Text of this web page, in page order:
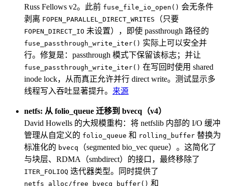
Russ Fellows v2。此前 fuse_file_io_open() 会无条件
剥离 FOPEN_PARALLEL_DIRECT_WRITES （只要
FOPEN_DIRECT_IO 未设置），即使 passthrough 路径的
fuse_passthrough_write_iter() 实际上可以安全并
行。修复是：passthrough 模式下保留该标志；并让
fuse_passthrough_write_iter() 在写回时使用 shared
inode lock，从而真正允许并行 direct write。测试显示多
线程写入吞吐显著提升。 来源
netfs: 从 folio_queue 迁移到 bvecq（v4）
David Howells 的大规模重构：将 netfslib 内部的 I/O 缓冲
管理从自定义的 folio_queue 和 rolling_buffer 替换为
标准化的 bvecq
（segmented bio_vec queue）。这简化了
与块层、RDMA（smbdirect）的接口，最终移除了
ITER_FOLIOQ 迭代器类型。同时提供了
netfs_alloc/free_bvecq_buffer() 和